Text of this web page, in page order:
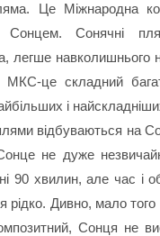
Це Міжнародна
Сонцем. Сонячні
легше навколишнього
це складний
і
відбуваються на
не дуже
90 хвилин, але час і
рідко. Дивно, мало
Сонця не